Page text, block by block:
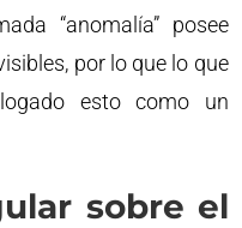
“anomalía” posee
por lo que lo que
esto como un
sobre el